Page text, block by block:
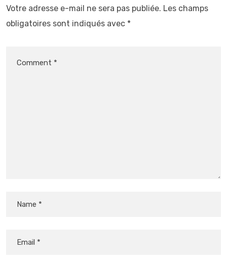
Votre adresse e-mail ne sera pas publiée. Les champs
obligatoires sont indiqués avec *